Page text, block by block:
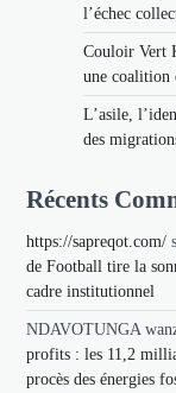
l’échec
Couloir Vert
une coalition
L’asile,
des
Récents
https://sapreqot.com/
de Football tire la
cadre institutionnel
NDAVOTUNGA
profits : les 11,2
procès des énergies